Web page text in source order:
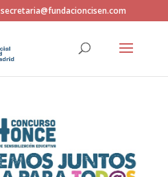
secretaria@fundacioncisen.com